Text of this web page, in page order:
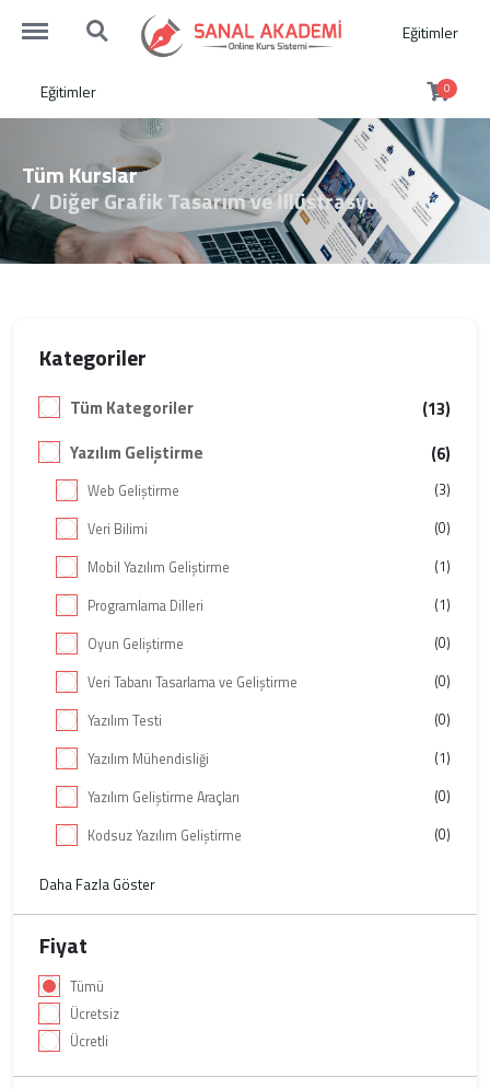
http://sanalakademi.demobul.com.tr/menu
http://sanalakademi.demobul.com.tr/search Eğitimler
Eğitimler 0
Tüm Kurslar
Diğer Grafik Tasarım ve İllüstrasyon
Kategoriler
Tüm Kategoriler
(13)
Yazılım Geliştirme
(6)
Web Geliştirme
(3)
Veri Bilimi
(0)
Mobil Yazılım Geliştirme
(1)
Programlama Dilleri
(1)
Oyun Geliştirme
(0)
Veri Tabanı Tasarlama ve Geliştirme
(0)
Yazılım Testi
(0)
Yazılım Mühendisliği
(1)
Yazılım Geliştirme Araçları
(0)
Kodsuz Yazılım Geliştirme
(0)
Daha Fazla Göster
Fiyat
Tümü
Ücretsiz
Ücretli